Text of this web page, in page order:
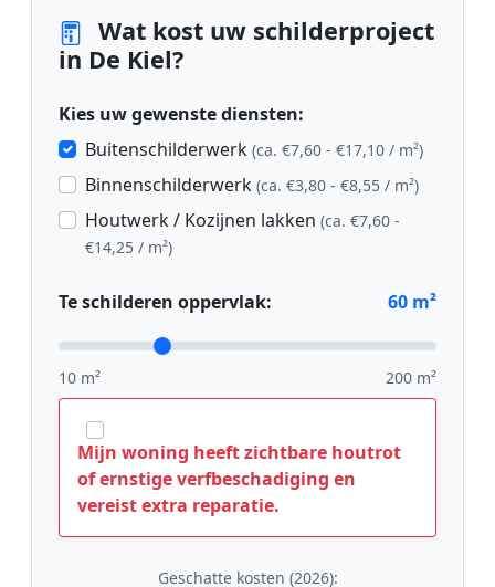
Wat kost uw schilderproject
in De Kiel?
Kies uw gewenste diensten:
Buitenschilderwerk (ca. €7,60 - €17,10 / m²)
Binnenschilderwerk (ca. €3,80 - €8,55 / m²)
Houtwerk / Kozijnen lakken (ca. €7,60 -
€14,25 / m²)
Te schilderen oppervlak: 60 m²
10 m² 200 m²
Mijn woning heeft zichtbare houtrot
of ernstige verfbeschadiging en
vereist extra reparatie.
Geschatte kosten (2026):